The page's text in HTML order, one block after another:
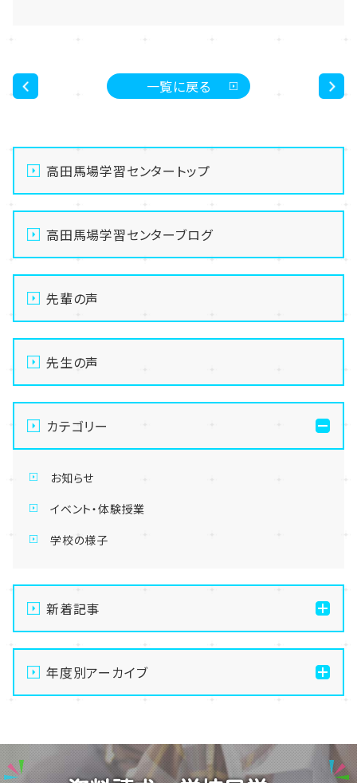
一覧に戻る
高田馬場学習センタートップ
高田馬場学習センターブログ
先輩の声
先生の声
カテゴリー
お知らせ
イベント・体験授業
学校の様子
新着記事
【東京】教育連携校ヘアメイクカレッジの撮影実習に高
校生も特別参加？！👀✨💕
【東京】メイク・美容専攻💄夏祭りメイクに挑戦👀♪✨
を開催！✨
【東京】教育連携校スポーツカレッジの先輩たちが全国
年度別アーカイブ
2025
2024